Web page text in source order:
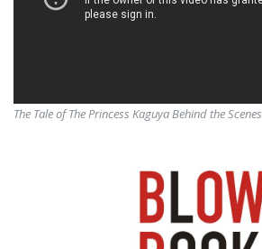
The Tale of The Princess Kaguya Behind the Scenes